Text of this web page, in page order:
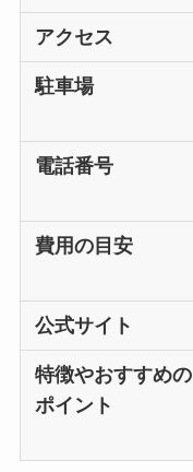
アクセス
駐車場
電話番号
費用の目安
公式サイト
特徴やおすすめの
ポイント